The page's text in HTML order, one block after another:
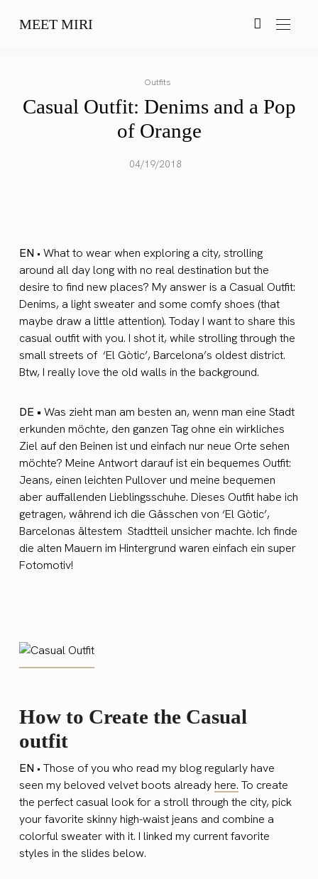
MEET MIRI
Outfits
Casual Outfit: Denims and a Pop
of Orange
04/19/2018
EN • What to wear when exploring a city, strolling
around all day long with no real destination but the
desire to find new places? My answer is a Casual Outfit:
Denims, a light sweater and some comfy shoes (that
maybe draw a little attention). Today I want to share this
casual outfit with you. I shot it, while strolling through the
small streets of ‘El Gòtic’, Barcelona’s oldest district.
Btw, I really love the old walls in the background.
DE •Was zieht man am besten an, wenn man eine Stadt
erkunden möchte, den ganzen Tag ohne ein wirkliches
Ziel auf den Beinen ist und einfach nur neue Orte sehen
möchte? Meine Antwort darauf ist ein bequemes Outfit:
Jeans, einen leichten Pullover und meine bequemen
aber auffallenden Lieblingsschuhe. Dieses Outfit habe ich
getragen, während ich die Gässchen von ‘El Gòtic’,
Barcelonas ältestem Stadtteil unsicher machte. Ich finde
die alten Mauern im Hintergrund waren einfach ein super
Fotomotiv!
How to Create the Casual
outfit
EN • Those of you who read my blog regularly have
seen my beloved velvet boots alreadyhere. To create
the perfect casual look for a stroll through the city, pick
your favorite skinny high-waist jeans and combine a
colorful sweater with it. I linked my current favorite
styles in the slides below.